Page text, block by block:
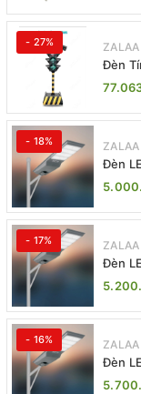
- 27%
Đèn
Trời
- 18%
Đèn
TG
- 17%
Đèn
One |
- 16%
Đèn
One |